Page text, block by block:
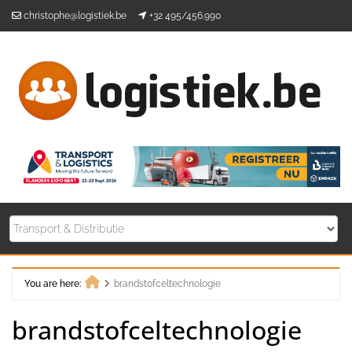
christophe@logistiek.be +32 495/456.990
You are here:
brandstofceltechnologie
brandstofceltechnologie